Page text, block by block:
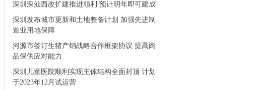
深圳深汕西改扩建推进顺利 预计明年即可建成
深圳发布城市更新和土地整备计划 加强先进制
造业用地保障
河源市签订生猪产销战略合作框架协议 提高肉
品保供应对能力
深圳儿童医院顺利实现主体结构全面封顶 计划
于2023年12月试运营